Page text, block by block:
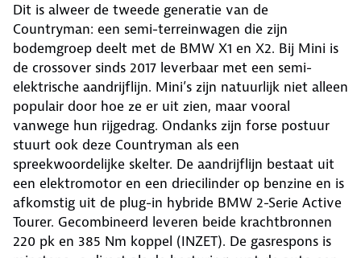
Dit is alweer de tweede generatie van de
Countryman: een semi-terreinwagen die zijn
bodemgroep deelt met de BMW X1 en X2. Bij Mini is
de crossover sinds 2017 leverbaar met een semi-
elektrische aandrijflijn. Mini’s zijn natuurlijk niet alleen
populair door hoe ze er uit zien, maar vooral
vanwege hun rijgedrag. Ondanks zijn forse postuur
stuurt ook deze Countryman als een
spreekwoordelijke skelter. De aandrijflijn bestaat uit
een elektromotor en een driecilinder op benzine en is
afkomstig uit de plug-in hybride BMW 2-Serie Active
Tourer. Gecombineerd leveren beide krachtbronnen
220 pk en 385 Nm koppel (INZET). De gasrespons is